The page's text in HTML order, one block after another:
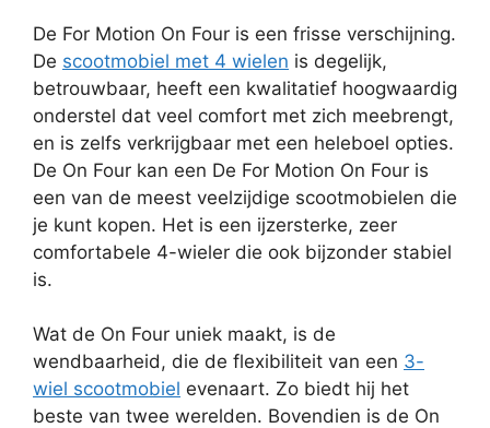
De For Motion On Four is een frisse verschijning.
De scootmobiel met 4 wielen is degelijk,
betrouwbaar, heeft een kwalitatief hoogwaardig
onderstel dat veel comfort met zich meebrengt,
en is zelfs verkrijgbaar met een heleboel opties.
De On Four kan een De For Motion On Four is
een van de meest veelzijdige scootmobielen die
je kunt kopen. Het is een ijzersterke, zeer
comfortabele 4-wieler die ook bijzonder stabiel
is.
Wat de On Four uniek maakt, is de
wendbaarheid, die de flexibiliteit van een 3-
wiel scootmobiel evenaart. Zo biedt hij het
beste van twee werelden. Bovendien is de On